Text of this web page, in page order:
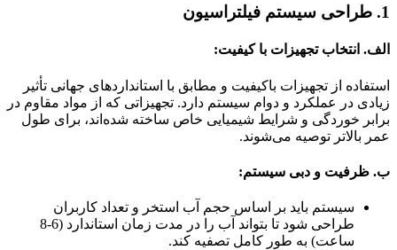
1. طراحی سیستم فیلتراسیون
الف. انتخاب تجهیزات با کیفیت:
استفاده از تجهیزات باکیفیت و مطابق با استانداردهای جهانی تأثیر
زیادی در عملکرد و دوام سیستم دارد. تجهیزاتی که از مواد مقاوم در
برابر خوردگی و شرایط شیمیایی خاص ساخته شده‌اند، برای طول
عمر بالاتر توصیه می‌شوند.
ب. ظرفیت و دبی سیستم:
سیستم باید بر اساس حجم آب استخر و تعداد کاربران
طراحی شود تا بتواند آب را در مدت زمان استاندارد (6-8
ساعت) به طور کامل تصفیه کند.